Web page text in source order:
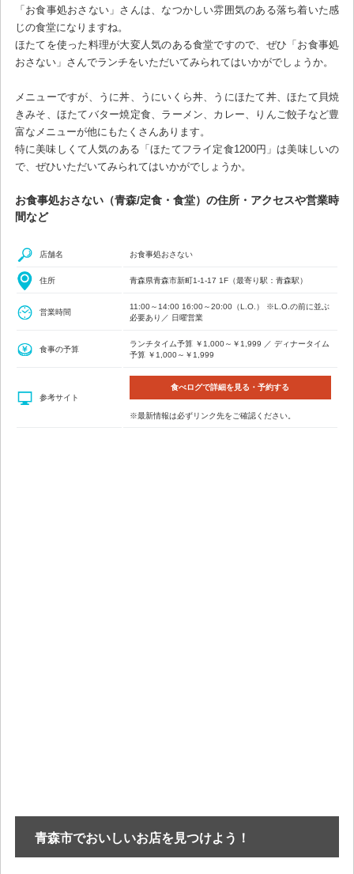
「お食事処おさない」さんは、なつかしい雰囲気のある落ち着いた感
じの食堂になりますね。
ほたてを使った料理が大変人気のある食堂ですので、ぜひ「お食事処
おさない」さんでランチをいただいてみられてはいかがでしょうか。
メニューですが、うに丼、うにいくら丼、うにほたて丼、ほたて貝焼
きみそ、ほたてバター焼定食、ラーメン、カレー、りんご餃子など豊
富なメニューが他にもたくさんあります。
特に美味しくて人気のある「ほたてフライ定食1200円」は美味しいの
で、ぜひいただいてみられてはいかがでしょうか。
お食事処おさない（青森/定食・食堂）の住所・アクセスや営業時
間など
店舗名 お食事処おさない
住所 青森県青森市新町1-1-17 1F（最寄り駅：青森駅）
営業時間
11:00～14:00 16:00～20:00（L.O.） ※L.O.の前に並ぶ
必要あり／ 日曜営業
食事の予算
ランチタイム予算 ￥1,000～￥1,999 ／ ディナータイム
予算 ￥1,000～￥1,999
参考サイト
食べログで詳細を見る・予約する
※最新情報は必ずリンク先をご確認ください。
青森市でおいしいお店を見つけよう！